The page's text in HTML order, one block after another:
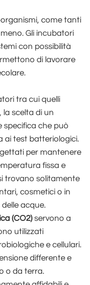
come tanti
Gli incubatori
con possibilità
di lavorare
tra cui quelli
, la scelta di un
specifica che può
ai test batteriologici.
per mantenere
fissa e
trovano solitamente
cosmetici o in
acque.
(CO2)servono a
utilizzati
e cellulari.
differente e
o da terra.